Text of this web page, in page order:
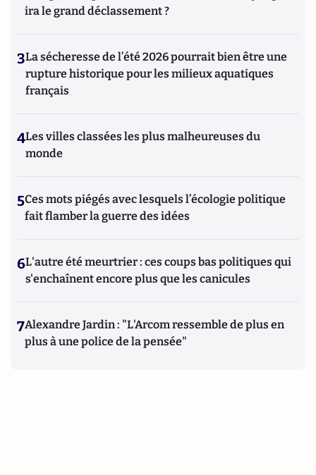
ira le grand déclassement ?
3La sécheresse de l’été 2026 pourrait bien être une
rupture historique pour les milieux aquatiques
français
4Les villes classées les plus malheureuses du
monde
5Ces mots piégés avec lesquels l’écologie politique
fait flamber la guerre des idées
6L'autre été meurtrier : ces coups bas politiques qui
s'enchaînent encore plus que les canicules
7Alexandre Jardin : "L'Arcom ressemble de plus en
plus à une police de la pensée"